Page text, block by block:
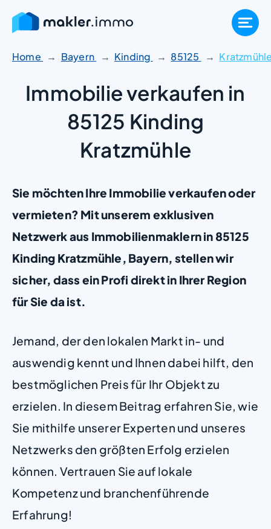
Zum
Inhalt
springen
Home Bayern Kinding 85125
Immobilie verkaufen in
85125 Kinding
Kratzmühle
Sie möchten Ihre Immobilie verkaufen oder
vermieten? Mit unserem exklusiven
Netzwerk aus Immobilienmaklern in 85125
Kinding Kratzmühle, Bayern, stellen wir
sicher, dass ein Profi direkt in Ihrer Region
für Sie da ist.
Jemand, der den lokalen Markt in- und
auswendig kennt und Ihnen dabei hilft, den
bestmöglichen Preis für Ihr Objekt zu
erzielen. In diesem Beitrag erfahren Sie, wie
Sie mithilfe unserer Experten und unseres
Netzwerks den größten Erfolg erzielen
können. Vertrauen Sie auf lokale
Kompetenz und branchenführende
Erfahrung!